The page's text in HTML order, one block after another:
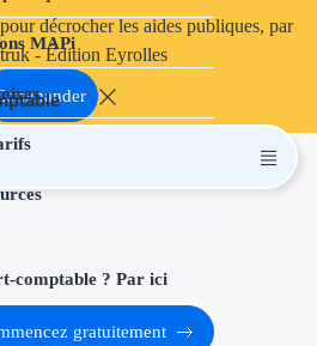
décrocher les aides publiques, par
- Édition Eyrolles
MAPi Projets finançables
Aides à
Aides
Thématiques
comptable ? Par ici
gratuitement